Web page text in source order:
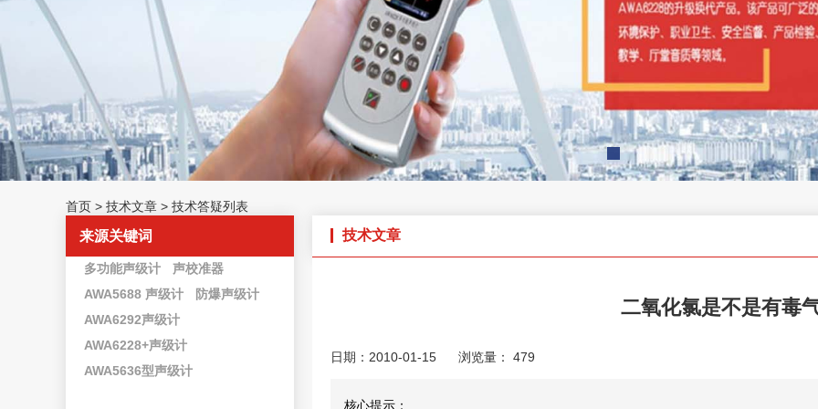
首页 > 技术文章 > 技术答疑列表
来源关键词
多功能声级计
声校准器
AWA5688 声级计
防爆声级计
AWA6292声级计
AWA6228+声级计
AWA5636型声级计
技术文章
二氧化氯是不是有毒
日期：2010-01-15 浏览量： 479
核心提示：